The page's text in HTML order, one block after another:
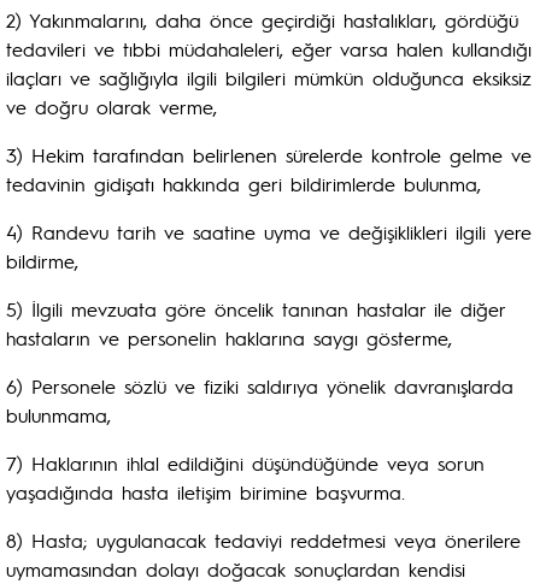
2) Yakınmalarını, daha önce geçirdiği hastalıkları, gördüğü
tedavileri ve tıbbi müdahaleleri, eğer varsa halen kullandığı
ilaçları ve sağlığıyla ilgili bilgileri mümkün olduğunca eksiksiz
ve doğru olarak verme,
3) Hekim tarafından belirlenen sürelerde kontrole gelme ve
tedavinin gidişatı hakkında geri bildirimlerde bulunma,
4) Randevu tarih ve saatine uyma ve değişiklikleri ilgili yere
bildirme,
5) İlgili mevzuata göre öncelik tanınan hastalar ile diğer
hastaların ve personelin haklarına saygı gösterme,
6) Personele sözlü ve fiziki saldırıya yönelik davranışlarda
bulunmama,
7) Haklarının ihlal edildiğini düşündüğünde veya sorun
yaşadığında hasta iletişim birimine başvurma.
8) Hasta; uygulanacak tedaviyi reddetmesi veya önerilere
uymamasından dolayı doğacak sonuçlardan kendisi